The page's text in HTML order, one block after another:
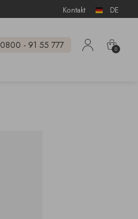
Kontakt DE
0800 - 91 55 777 0